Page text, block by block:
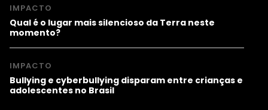
IMPACTO
Qual é o lugar mais silencioso da Terra neste
momento?
IMPACTO
Bullying e cyberbullying disparam entre crianças e
adolescentes no Brasil